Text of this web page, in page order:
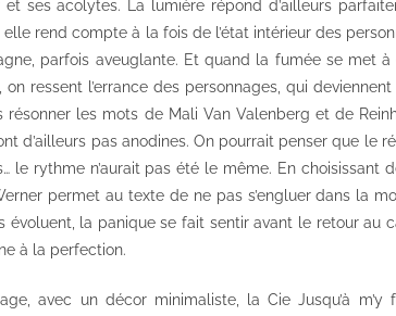
et ses acolytes. La lumière répond d’ailleurs
elle rend compte à la fois de l’état intérieur des
parfois aveuglante. Et quand la fumée se met
on ressent l’errance des personnages, qui
résonner les mots de Mali Van Valenberg et de
d’ailleurs pas anodines. On pourrait penser que le
le rythme n’aurait pas été le même. En choisissant
permet au texte de ne pas s’engluer dans la
évoluent, la panique se fait sentir avant le retour au
à la perfection.
avec un décor minimaliste, la Cie Jusqu’à